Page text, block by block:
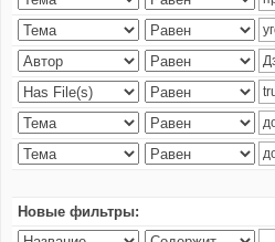
Новые фильтры: